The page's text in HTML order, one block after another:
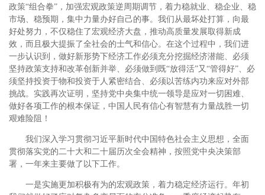
政策“组合拳”，加强宏观政策逆周期调节，着力稳就业、稳企业、稳
市场、稳预期，集中力量办好自己的事。我们从最坏处打算，向最
好处努力，不仅稳住了宏观经济大盘，推动高质量发展取得新成
效，而且极大提振了全社会的士气和信心。在这个过程中，我们进
一步认识到，做好新形势下经济工作必须充分挖掘经济潜能、必须
坚持政策支持和改革创新并举、必须做到既“放得活”又“管得好”、必
须坚持投资于物和投资于人紧密结合、必须以苦练内功来应对外部
挑战。实践再次证明，坚持党中央集中统一领导是应对一切困难、
做好各项工作的根本保证，中国人民有信心有智慧有力量战胜一切
艰难险阻！
我们深入学习贯彻习近平新时代中国特色社会主义思想，全面
贯彻落实党的二十大和二十届历次全会精神，按照党中央决策部
署，一年来主要做了以下工作。
一是实施更加积极有为的宏观政策，着力稳定经济运行。年初